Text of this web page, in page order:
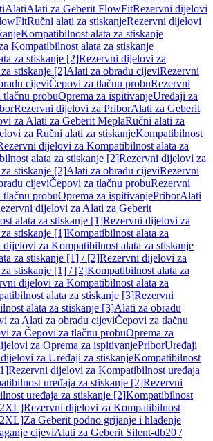
AlatiAlati za Geberit FlowFitRezervni dijelovi
Ručni alati za stiskanjeRezervni dijelovi
Kompatibilnost alata za stiskanje
Kompatibilnost alata za stiskanje
za stiskanje [2]Rezervni dijelovi za
stiskanje [2]Alati za obradu cijeviRezervni
cijeviČepovi za tlačnu probuRezervni
probuOprema za ispitivanjeUređaji za
Rezervni dijelovi za PriborAlati za Geberit
za Alati za Geberit MeplaRučni alati za
za Ručni alati za stiskanjeKompatibilnost
dijelovi za Kompatibilnost alata za
alata za stiskanje [2]Rezervni dijelovi za
stiskanje [2]Alati za obradu cijeviRezervni
cijeviČepovi za tlačnu probuRezervni
probuOprema za ispitivanjePriborAlati
dijelovi za Alati za Geberit
alata za stiskanje [1]Rezervni dijelovi za
stiskanje [1]Kompatibilnost alata za
dijelovi za Kompatibilnost alata za stiskanje
za stiskanje [1] / [2]Rezervni dijelovi za
stiskanje [1] / [2]Kompatibilnost alata za
dijelovi za Kompatibilnost alata za
alata za stiskanje [3]Rezervni
alata za stiskanje [3]Alati za obradu
za Alati za obradu cijeviČepovi za tlačnu
za Čepovi za tlačnu probuOprema za
za Oprema za ispitivanjePriborUređaji
za Uređaji za stiskanjeKompatibilnost
Rezervni dijelovi za Kompatibilnost uređaja
uređaja za stiskanje [2]Rezervni
uređaja za stiskanje [2]Kompatibilnost
Rezervni dijelovi za Kompatibilnost
Za Geberit podno grijanje i hlađenje
cijeviAlati za Geberit Silent-db20 /